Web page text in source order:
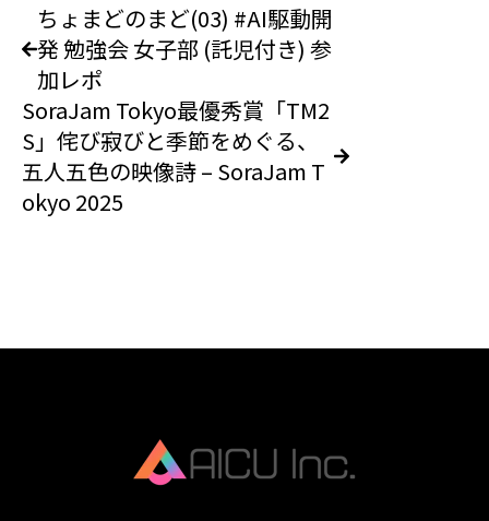
ちょまどのまど(03) #AI駆動開
発 勉強会 女子部 (託児付き) 参
加レポ
SoraJam Tokyo最優秀賞「TM2
S」侘び寂びと季節をめぐる、
五人五色の映像詩 – SoraJam T
okyo 2025